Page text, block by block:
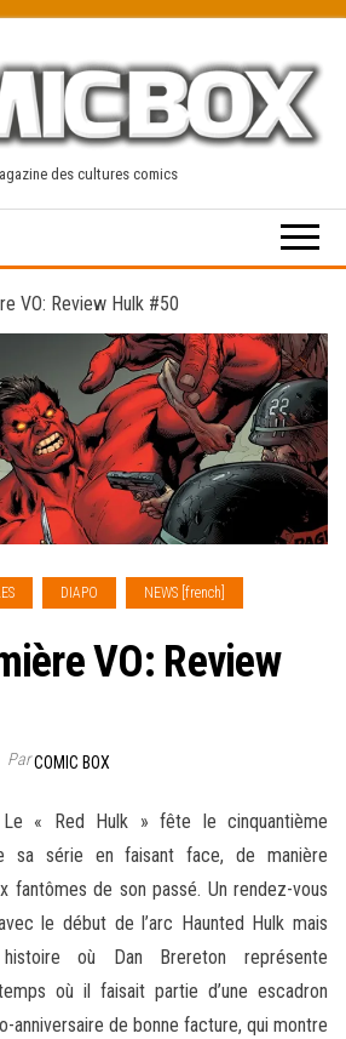
des cultures comics
VO: Review Hulk #50
DIAPO NEWS [french]
VO: Review
ParCOMIC BOX
Le « Red Hulk » fête le cinquantième
sa série en faisant face, de manière
fantômes de son passé. Un rendez-vous
le début de l’arc Haunted Hulk mais
où Dan Brereton représente
où il faisait partie d’une escadron
anniversaire de bonne facture, qui montre